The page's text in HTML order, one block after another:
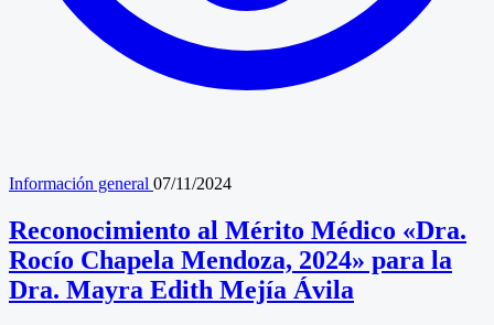
Información general 07/11/2024
Reconocimiento al Mérito Médico «Dra.
Rocío Chapela Mendoza, 2024» para la
Dra. Mayra Edith Mejía Ávila